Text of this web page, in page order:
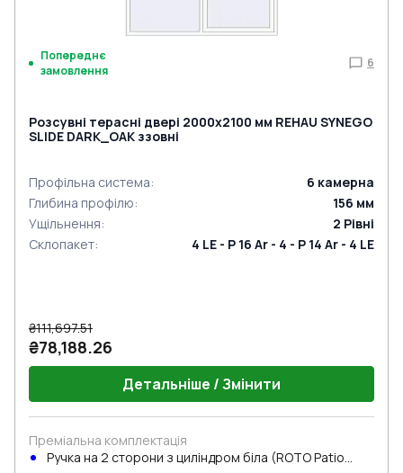
Попереднє
замовлення
6
Розсувні терасні двері 2000x2100 мм REHAU SYNEGO
SLIDE DARK_OAK ззовні
Профільна система: 6 камерна
Глибина профілю: 156 мм
Ущільнення: 2 Рівні
Склопакет: 4 LE - P 16 Ar - 4 - P 14 Ar - 4 LE
₴111,697.51
₴78,188.26
Детальніше / Змінити
Преміальна комплектація
Ручка на 2 сторони з циліндром біла (ROTO Patio